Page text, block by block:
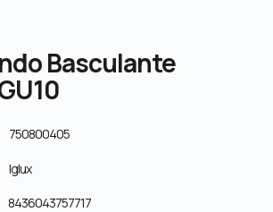
Basculante
750800405
Iglux
8436043757717